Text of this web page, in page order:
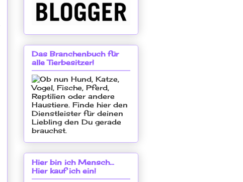
Das Branchenbuch für
alle Tierbesitzer!
Hier bin ich Mensch...
Hier kauf ich ein!